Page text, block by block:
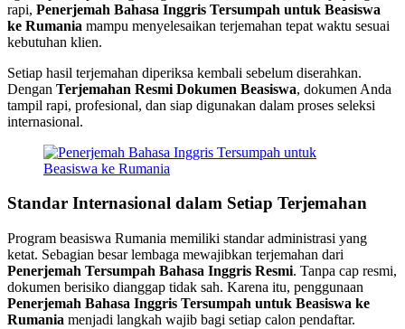
rapi, Penerjemah Bahasa Inggris Tersumpah untuk Beasiswa
ke Rumania mampu menyelesaikan terjemahan tepat waktu sesuai
kebutuhan klien.
Setiap hasil terjemahan diperiksa kembali sebelum diserahkan.
Dengan Terjemahan Resmi Dokumen Beasiswa, dokumen Anda
tampil rapi, profesional, dan siap digunakan dalam proses seleksi
internasional.
Standar Internasional dalam Setiap Terjemahan
Program beasiswa Rumania memiliki standar administrasi yang
ketat. Sebagian besar lembaga mewajibkan terjemahan dari
Penerjemah Tersumpah Bahasa Inggris Resmi. Tanpa cap resmi,
dokumen berisiko dianggap tidak sah. Karena itu, penggunaan
Penerjemah Bahasa Inggris Tersumpah untuk Beasiswa ke
Rumania menjadi langkah wajib bagi setiap calon pendaftar.